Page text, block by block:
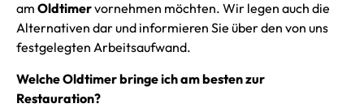
am Oldtimervornehmen möchten. Wir legen auch die
Alternativen dar und informieren Sie über den von uns
festgelegten Arbeitsaufwand.
Welche Oldtimer bringe ich am besten zur
Restauration?